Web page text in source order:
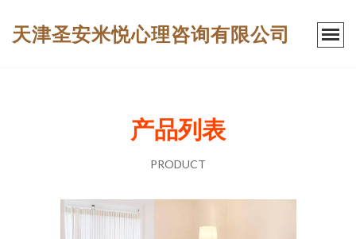
天津圣安米悦心理咨询有限公司
产品列表
PRODUCT